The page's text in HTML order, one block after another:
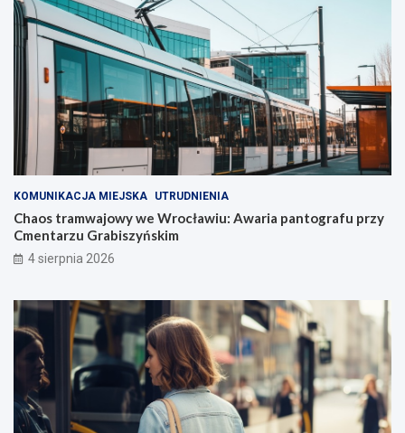
KOMUNIKACJA MIEJSKA UTRUDNIENIA
Chaos tramwajowy we Wrocławiu: Awaria pantografu przy
Cmentarzu Grabiszyńskim
4 sierpnia 2026